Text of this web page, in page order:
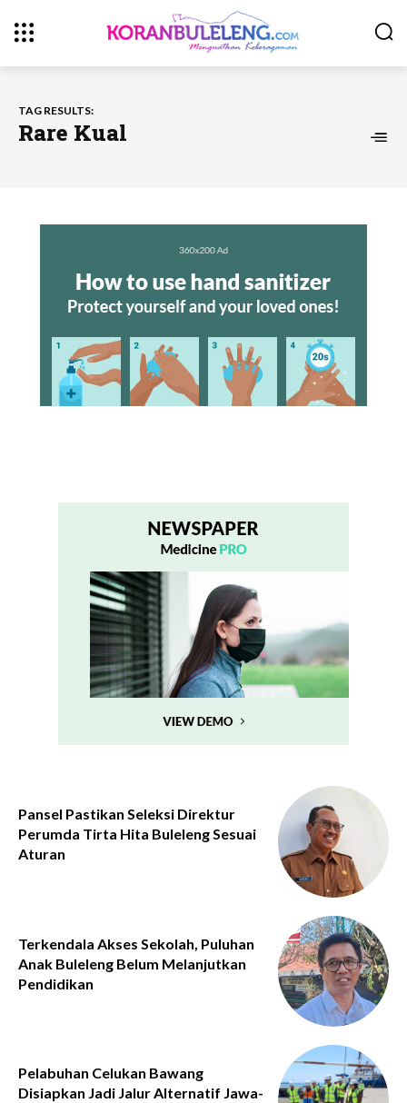
TAG RESULTS:
Rare Kual
Pansel Pastikan Seleksi Direktur
Perumda Tirta Hita Buleleng Sesuai
Aturan
Terkendala Akses Sekolah, Puluhan
Anak Buleleng Belum Melanjutkan
Pendidikan
Pelabuhan Celukan Bawang
Disiapkan Jadi Jalur Alternatif Jawa-